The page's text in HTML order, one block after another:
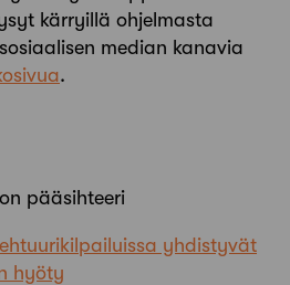
kärryillä ohjelmasta
median kanavia
.
pääsihteeri
yhdistyvät
hyöty